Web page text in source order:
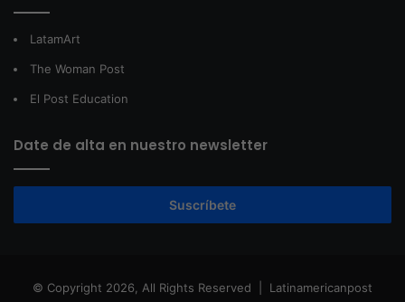
LatamArt
The Woman Post
El Post Education
Date de alta en nuestro newsletter
Suscríbete
© Copyright 2026, All Rights Reserved | Latinamericanpost